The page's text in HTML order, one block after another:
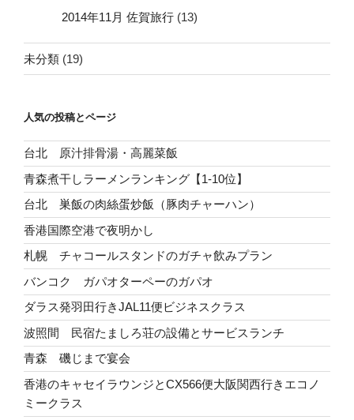
2014年11月 佐賀旅行 (13)
未分類 (19)
人気の投稿とページ
台北 原汁排骨湯・高麗菜飯
青森煮干しラーメンランキング【1-10位】
台北 巣飯の肉絲蛋炒飯（豚肉チャーハン）
香港国際空港で夜明かし
札幌 チャコールスタンドのガチャ飲みプラン
バンコク ガパオターペーのガパオ
ダラス発羽田行きJAL11便ビジネスクラス
波照間 民宿たましろ荘の設備とサービスランチ
青森 磯じまで宴会
香港のキャセイラウンジとCX566便大阪関西行きエコノ
ミークラス